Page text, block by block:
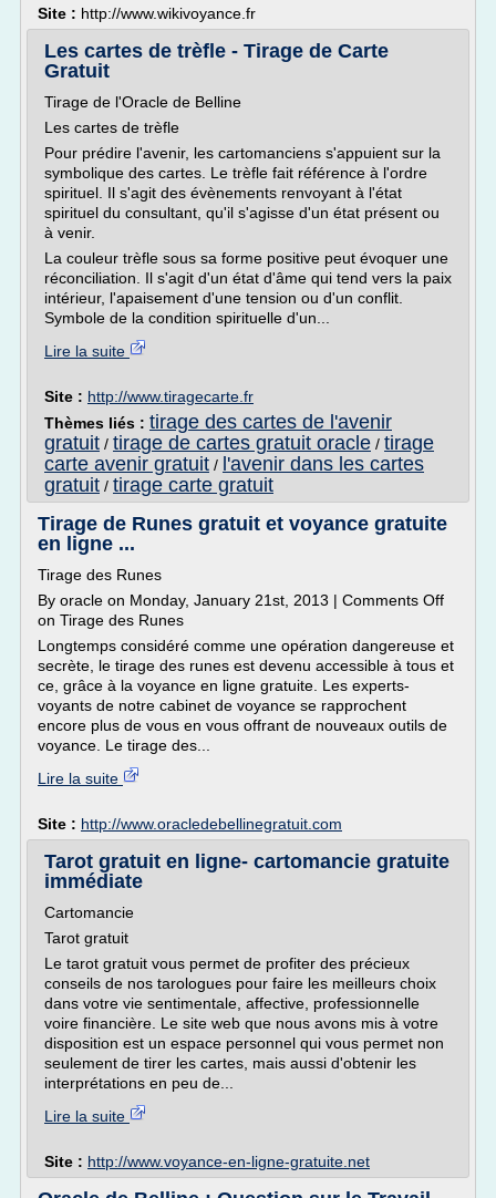
Site : http://www.wikivoyance.fr
Les cartes de trèfle - Tirage de Carte
Gratuit
Tirage de l'Oracle de Belline
Les cartes de trèfle
Pour prédire l'avenir, les cartomanciens s'appuient sur la
symbolique des cartes. Le trèfle fait référence à l'ordre
spirituel. Il s'agit des évènements renvoyant à l'état
spirituel du consultant, qu'il s'agisse d'un état présent ou
à venir.
La couleur trèfle sous sa forme positive peut évoquer une
réconciliation. Il s'agit d'un état d'âme qui tend vers la paix
intérieur, l'apaisement d'une tension ou d'un conflit.
Symbole de la condition spirituelle d'un...
Lire la suite
Site : http://www.tiragecarte.fr
Thèmes liés : tirage des cartes de l'avenir
gratuit / tirage de cartes gratuit oracle / tirage
carte avenir gratuit / l'avenir dans les cartes
gratuit / tirage carte gratuit
Tirage de Runes gratuit et voyance gratuite
en ligne ...
Tirage des Runes
By oracle on Monday, January 21st, 2013 | Comments Off
on Tirage des Runes
Longtemps considéré comme une opération dangereuse et
secrète, le tirage des runes est devenu accessible à tous et
ce, grâce à la voyance en ligne gratuite. Les experts-
voyants de notre cabinet de voyance se rapprochent
encore plus de vous en vous offrant de nouveaux outils de
voyance. Le tirage des...
Lire la suite
Site : http://www.oracledebellinegratuit.com
Tarot gratuit en ligne- cartomancie gratuite
immédiate
Cartomancie
Tarot gratuit
Le tarot gratuit vous permet de profiter des précieux
conseils de nos tarologues pour faire les meilleurs choix
dans votre vie sentimentale, affective, professionnelle
voire financière. Le site web que nous avons mis à votre
disposition est un espace personnel qui vous permet non
seulement de tirer les cartes, mais aussi d'obtenir les
interprétations en peu de...
Lire la suite
Site : http://www.voyance-en-ligne-gratuite.net